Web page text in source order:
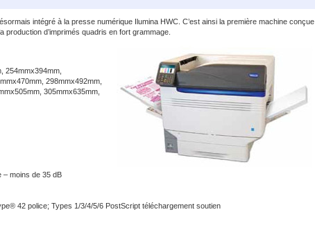
intégré à la presse numérique Ilumina HWC. C’est ainsi la première machine conçue
d’imprimés quadris en fort grammage.
254mmx394mm,
298mmx492mm,
305mmx635mm,
– moins de 35 dB
42 police; Types 1/3/4/5/6 PostScript téléchargement soutien